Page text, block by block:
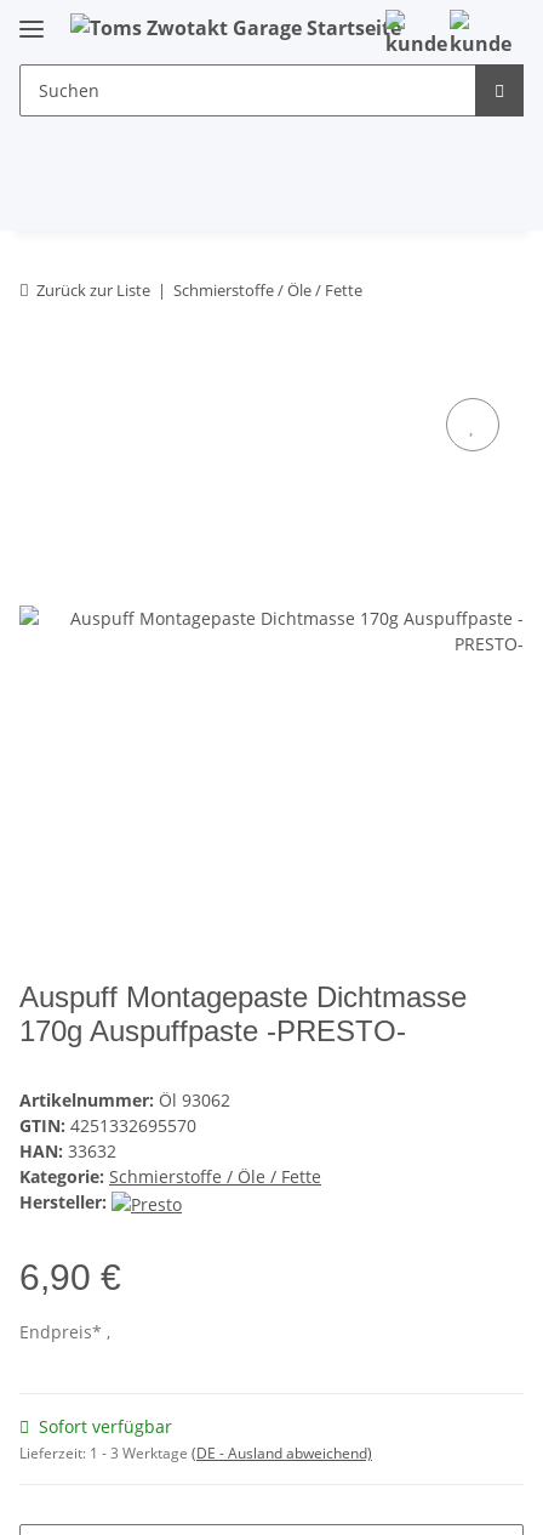
Zurück zur Liste Schmierstoffe / Öle / Fette
Auspuff Montagepaste Dichtmasse
170g Auspuffpaste -PRESTO-
Artikelnummer: Öl 93062
GTIN: 4251332695570
HAN: 33632
Kategorie: Schmierstoffe / Öle / Fette
Hersteller:
6,90 €
Endpreis* ,
Sofort verfügbar
Lieferzeit: 1 - 3 Werktage (DE - Ausland abweichend)